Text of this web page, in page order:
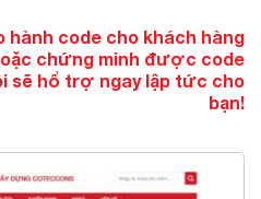
hành code cho khách hàng
chứng minh được code
sẽ hổ trợ ngay lập tức cho
bạn!